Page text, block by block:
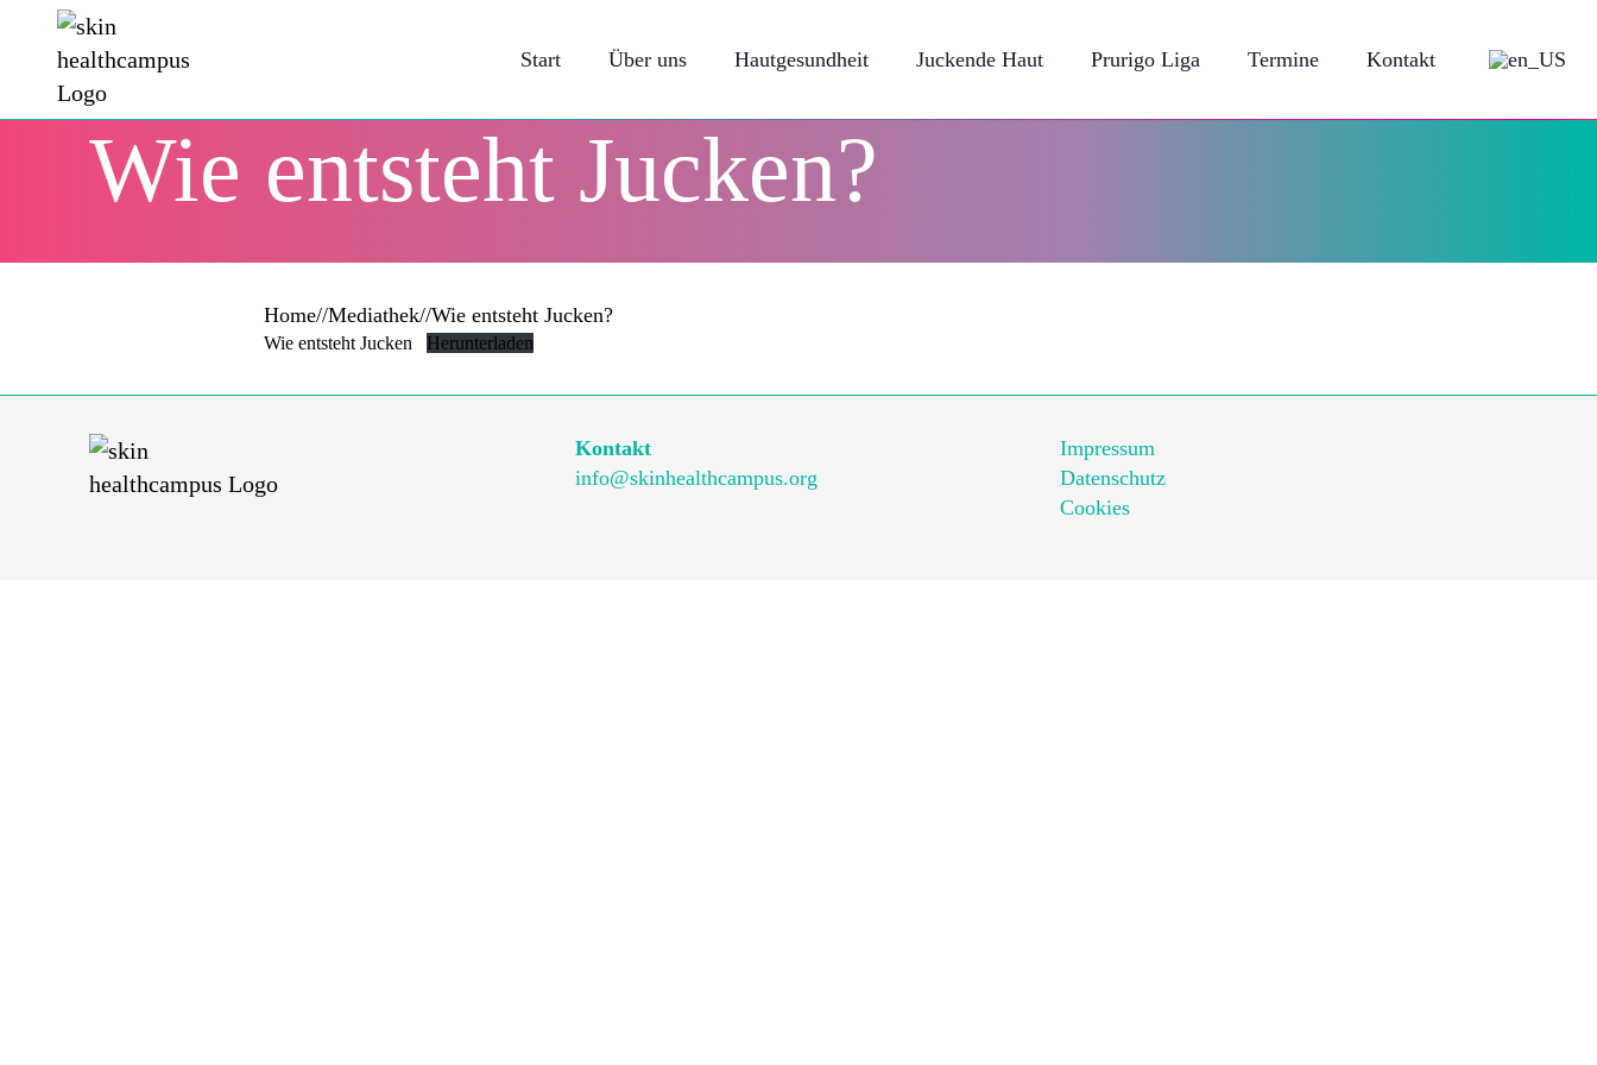
Start Über uns Hautgesundheit Juckende Haut Prurigo Liga Termine Kontakt
Wie entsteht Jucken?
Home//Mediathek//Wie entsteht Jucken?
Wie entsteht Jucken Herunterladen
Kontakt
info@skinhealthcampus.org
Impressum
Datenschutz
Cookies